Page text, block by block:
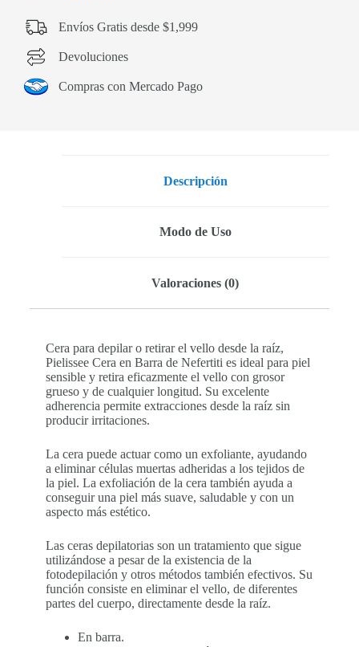
Envíos Gratis desde $1,999
Devoluciones
Compras con Mercado Pago
Descripción
Modo de Uso
Valoraciones (0)
Cera para depilar o retirar el vello desde la raíz,
Pielissee Cera en Barra de Nefertiti es ideal para piel
sensible y retira eficazmente el vello con grosor
grueso y de cualquier longitud. Su excelente
adherencia permite extracciones desde la raíz sin
producir irritaciones.
La cera puede actuar como un exfoliante, ayudando
a eliminar células muertas adheridas a los tejidos de
la piel. La exfoliación de la cera también ayuda a
conseguir una piel más suave, saludable y con un
aspecto más estético.
Las ceras depilatorias son un tratamiento que sigue
utilizándose a pesar de la existencia de la
fotodepilación y otros métodos también efectivos. Su
función consiste en eliminar el vello, de diferentes
partes del cuerpo, directamente desde la raíz.
En barra.